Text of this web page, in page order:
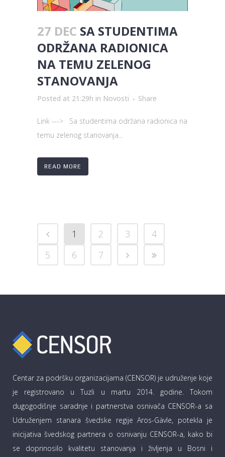
27 DEC SA STUDENTIMA
ODRŽANA RADIONICA
NA TEMU ZELENOG
STANOVANJA
Posted at 21:29h in Novosti Share
Link ---> Sa studentima održana radionica na
temu zelenog stanovanja...
READ MORE
1 2 3
4
5
6 7
Centar za podršku organizacijama (CENSOR) je udruženje koje
je registrovano u Tuzli u martu 2014. godine. Tokom
dugogodišnje saradnje i partnerstva osnivača CENSOR-a sa
Udruženjem stanara švedske regije Aros-Gävle, potekla je
inicijativa švedskog partnera o osnivanju CENSOR-a, kako bi
se doprinosilo kvalitetu stanovanja i življenja u Bosni i